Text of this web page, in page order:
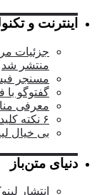
اینترنت و
منتشر شد
مسنجر
گفتوگو با
معرفی
۶ نکته کلیدی برای درک استراتژی موبایل وب
بی خیال
دنیای متن‌باز
انتشار